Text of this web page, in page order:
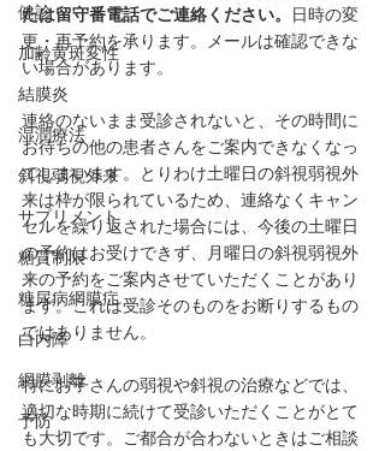
健診
加齢黄斑変性
結膜炎
湿潤療法
斜視弱視外来
サプリメント
糖質制限
糖尿病網膜症
白内障
網膜剥離
予防
たは留守番電話でご連絡ください。
日時の変
更・再予約を承ります。メールは確認できな
い場合があります。
連絡のないまま受診されないと、その時間に
お待ちの他の患者さんをご案内できなくなっ
てしまいます。とりわけ土曜日の斜視弱視外
来は枠が限られているため、連絡なくキャン
セルを繰り返された場合には、今後の土曜日
の予約はお受けできず、月曜日の斜視弱視外
来の予約をご案内させていただくことがあり
ます。これは受診そのものをお断りするもの
ではありません。
特にお子さんの弱視や斜視の治療などでは、
適切な時期に続けて受診いただくことがとて
も大切です。ご都合が合わないときはご相談